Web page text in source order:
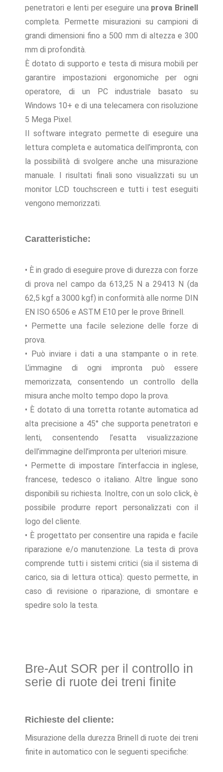
penetratori e lenti per eseguire una prova Brinell
completa. Permette misurazioni su campioni di
grandi dimensioni fino a 500 mm di altezza e 300
mm di profondità.
È dotato di supporto e testa di misura mobili per
garantire impostazioni ergonomiche per ogni
operatore, di un PC industriale basato su
Windows 10+ e di una telecamera con risoluzione
5 Mega Pixel.
Il software integrato permette di eseguire una
lettura completa e automatica dell’impronta, con
la possibilità di svolgere anche una misurazione
manuale. I risultati finali sono visualizzati su un
monitor LCD touchscreen e tutti i test eseguiti
vengono memorizzati.
Caratteristiche:
• È in grado di eseguire prove di durezza con forze
di prova nel campo da 613,25 N a 29413 N (da
62,5 kgf a 3000 kgf) in conformità alle norme DIN
EN ISO 6506 e ASTM E10 per le prove Brinell.
• Permette una facile selezione delle forze di
prova.
• Può inviare i dati a una stampante o in rete.
L’immagine di ogni impronta può essere
memorizzata, consentendo un controllo della
misura anche molto tempo dopo la prova.
• È dotato di una torretta rotante automatica ad
alta precisione a 45° che supporta penetratori e
lenti, consentendo l’esatta visualizzazione
dell’immagine dell’impronta per ulteriori misure.
• Permette di impostare l’interfaccia in inglese,
francese, tedesco o italiano. Altre lingue sono
disponibili su richiesta. Inoltre, con un solo click, è
possibile produrre report personalizzati con il
logo del cliente.
• È progettato per consentire una rapida e facile
riparazione e/o manutenzione. La testa di prova
comprende tutti i sistemi critici (sia il sistema di
carico, sia di lettura ottica): questo permette, in
caso di revisione o riparazione, di smontare e
spedire solo la testa.
Bre-Aut SOR per il controllo in
serie di ruote dei treni finite
Richieste del cliente:
Misurazione della durezza Brinell di ruote dei treni
finite in automatico con le seguenti specifiche: